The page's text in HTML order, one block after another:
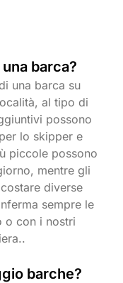
barca?
una barca su
al tipo di
possono
lo skipper e
piccole possono
mentre gli
diverse
sempre le
o con i nostri
barche?